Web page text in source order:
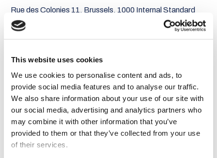
This website uses cookies
We use cookies to personalise content and ads, to
provide social media features and to analyse our traffic.
We also share information about your use of our site with
our social media, advertising and analytics partners who
may combine it with other information that you’ve
provided to them or that they’ve collected from your use
of their services.
Rue des Colonies 11, Brussels, 1000 Internal Standard
Office OFFICE NO. 169
Strada Izvor nr. 80, 2nd Floor, Sector 5, Bucharest - COD
Market Leader -
Romania and
Eastern Europe -
Contacto Email Localização